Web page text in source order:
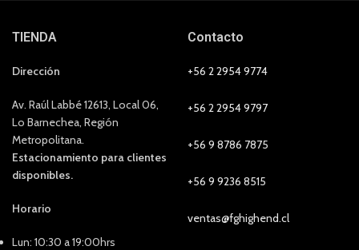
TIENDA
Dirección
Av. Raúl Labbé 12613, Local 06,
Lo Barnechea, Región
Metropolitana.
Estacionamiento para clientes
disponibles.
Horario
Lun: 10:30 a 19:00hrs
Contacto
+56 2 2954 9774
+56 2 2954 9797
+56 9 8786 7875
+56 9 9236 8515
ventas@fghighend.cl